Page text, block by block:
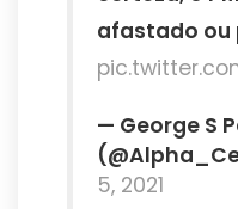
afastado ou
— George S
5, 2021